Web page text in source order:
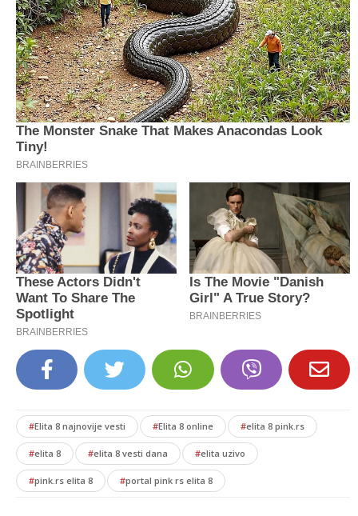
#Elita 8 najnovije vesti #Elita 8 online #elita 8 pink.rs
#elita 8 #elita 8 vesti dana #elita uzivo
#pink.rs elita 8 #portal pink rs elita 8